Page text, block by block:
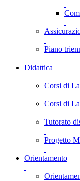
Piano
Didattica
Corsi di
Corsi di
Tutorato
Progetto
Orientamento